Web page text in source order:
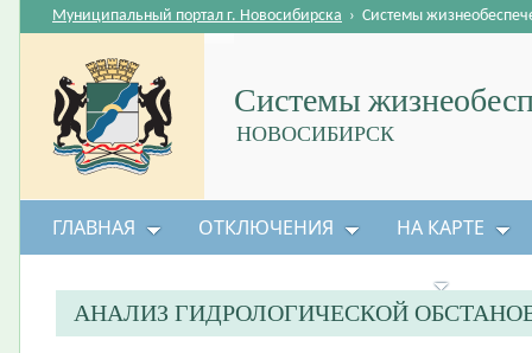
Системы
НОВОСИБИРСК
Муниципальный портал г. Новосибирска › Системы
ГЛАВНАЯ ОТКЛЮЧЕНИЯ НА КАРТЕ
АНАЛИЗ ГИДРОЛОГИЧЕСКОЙ